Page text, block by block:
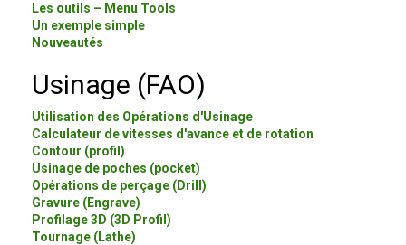
Les outils – Menu Tools
Un exemple simple
Nouveautés
Usinage (FAO)
Utilisation des Opérations d'Usinage
Calculateur de vitesses d'avance et de rotation
Contour (profil)
Usinage de poches (pocket)
Opérations de perçage (Drill)
Gravure (Engrave)
Profilage 3D (3D Profil)
Tournage (Lathe)